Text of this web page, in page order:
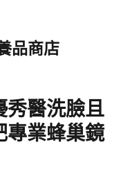
品商店
秀醫洗臉且
專業蜂巢鏡